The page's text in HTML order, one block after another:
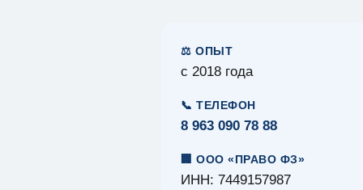
⚖️ ОПЫТ
с 2018 года
📞 ТЕЛЕФОН
8 963 090 78 88
🏢 ООО «ПРАВО ФЗ»
ИНН: 7449157987